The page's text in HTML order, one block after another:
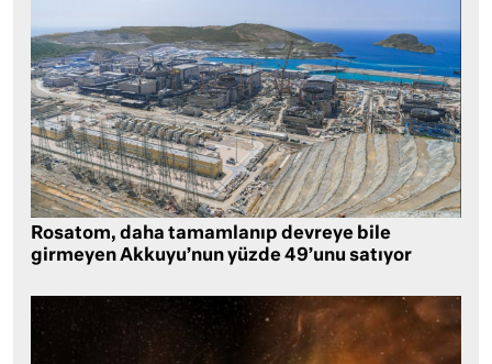
Rosatom, daha tamamlanıp devreye bile
girmeyen Akkuyu’nun yüzde 49’unu satıyor